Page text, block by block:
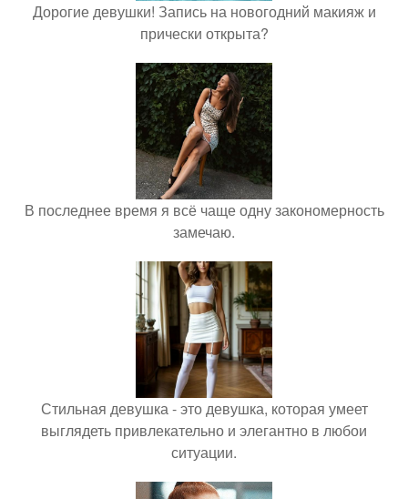
Дорогие девушки! Запись на новогодний макияж и
прически открыта?
В последнее время я всё чаще одну закономерность
замечаю.
Стильная девушка - это девушка, которая умеет
выглядеть привлекательно и элегантно в любои
ситуации.